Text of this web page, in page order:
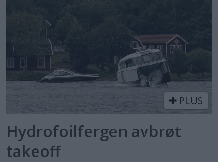
PLUS
Hydrofoilfergen avbrøt
takeoff